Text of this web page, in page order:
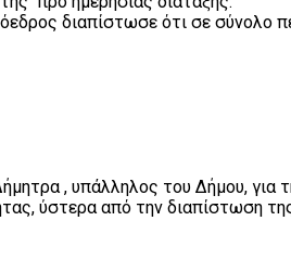
διαπίστωσε ότι σε σύνολο
, υπάλληλος του Δήμου, για
ύστερα από την διαπίστωση